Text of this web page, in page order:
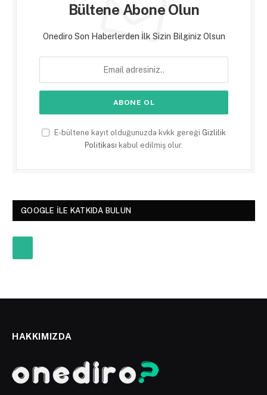
Bültene Abone Olun
Onediro Son Haberlerden İlk Sizin Bilginiz Olsun
E-bültene kayıt olduğunuzda kvkk gereği Gizlilik
Politikası kabul edilmiş olur.
GOOGLE ILE KATKIDA BULUN
HAKKIMIZDA